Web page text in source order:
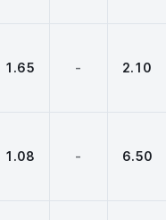
1.65 - 2.10
1.08 - 6.50